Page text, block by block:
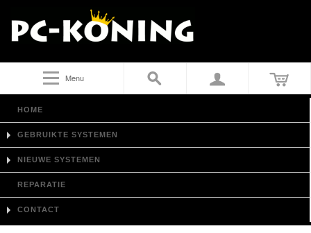
Menu
HOME
GEBRUIKTE SYSTEMEN
NIEUWE SYSTEMEN
REPARATIE
CONTACT